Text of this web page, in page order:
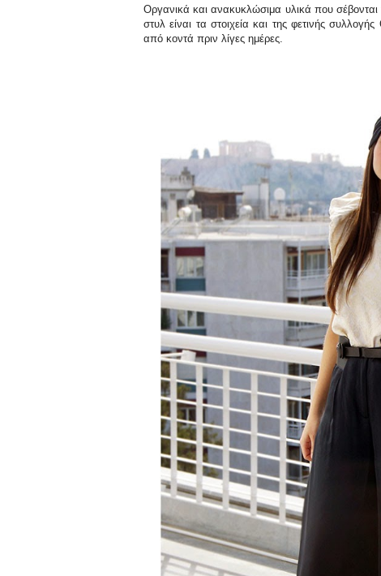
Οργανικά και ανακυκλώσιμα υλικά που
στυλ είναι τα στοιχεία και της φετινής
από κοντά πριν λίγες ημέρες.